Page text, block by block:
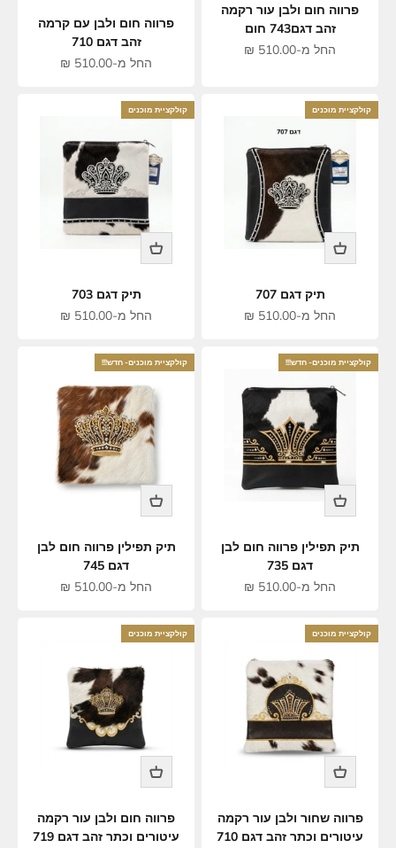
פרווה חום ולבן עור רקמה
זהב דגם743 חום
מחיר מבצע
החל מ-510.00 ₪
פרווה חום ולבן עם קרמה
זהב דגם 710
מחיר מבצע
החל מ-510.00 ₪
קולקציית מוכנים
תיק דגם 707
מחיר מבצע
החל מ-510.00 ₪
קולקציית מוכנים
תיק דגם 703
מחיר מבצע
החל מ-510.00 ₪
קולקציית מוכנים- חדש!!!
תיק תפילין פרווה חום לבן
דגם 735
מחיר מבצע
החל מ-510.00 ₪
קולקציית מוכנים- חדש!!!
תיק תפילין פרווה חום לבן
דגם 745
מחיר מבצע
החל מ-510.00 ₪
קולקציית מוכנים
פרווה שחור ולבן עור רקמה
עיטורים וכתר זהב דגם 710
קולקציית מוכנים
פרווה חום ולבן עור רקמה
עיטורים וכתר זהב דגם 719